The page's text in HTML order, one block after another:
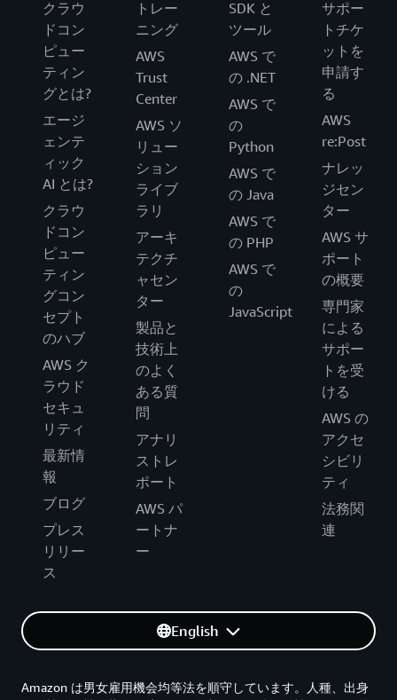
クラウ
ドコン
ピュー
ティン
グとは?
エージ
ェンテ
ィック
AI とは?
クラウ
ドコン
ピュー
ティン
グコン
セプト
のハブ
AWS ク
ラウド
セキュ
リティ
最新情
報
ブログ
プレス
リリー
ス
トレー
ニング
AWS
Trust
Center
AWS ソ
リュー
ション
ライブ
ラリ
アーキ
テクチ
ャセン
ター
製品と
技術上
のよく
ある質
問
アナリ
ストレ
ポート
AWS パ
ートナ
ー
SDK と
ツール
AWS で
の .NET
AWS で
の
Python
AWS で
の Java
AWS で
の PHP
AWS で
の
JavaScript
サポー
トチケ
ットを
申請す
る
AWS
re:Post
ナレッ
ジセン
ター
AWS サ
ポート
の概要
専門家
による
サポー
トを受
ける
AWS の
アクセ
シビリ
ティ
法務関
連
English
Amazon は男女雇用機会均等法を順守しています。人種、出身